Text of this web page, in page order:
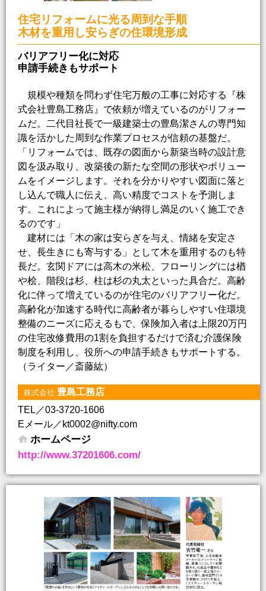
住宅リフォームに光る周到な手順
木材を重用し安らぎの住環境形成
バリアフリー化に対応
申請手続きもサポート
規模や種類を問わず住宅万般の工事に対応する『株
式会社豊島工務店』で依頼が増えているのがリフォー
ムだ。二代目社長で一級建築士の豊島潔さんの専門知
識を活かした周到な作業プロセスが信頼の基盤だ。
「リフォームでは、既存の図面から新築当時の設計意
図を汲み取り、改築後の新たな空間の形状やボリュー
ムをイメージします。それを分かりやすい図面に落と
し込んで職人に伝え、高い精度でコストを予測しま
す。これによって施主様が納得し満足のいく施工でき
るのです」
建材には「木の家は安らぎを与え、情緒を安定さ
せ、長生きにも寄与する」として木を重用するのも特
長だ。玄関ドアには高木の米松、フローリングには楢
や桧、階段は杉、柱は杉の丸太といった具合だ。高齢
化に伴って増えているのが住宅のバリアフリー化だ。
高齢化が加速する時代に高齢者が暮らしやすい住環境
整備のニーズに応えるもで、保険加入者は上限20万円
の住宅改修費用の1割を負担するだけで済む介護保険
制度を利用し、役所への申請手続きもサポートする。
（ライター／斎藤紘）
株式会社 豊島工務店
TEL／03-3720-1606
Eメール／kt0002@nifty.com
ホームページ
http://www.37201606.com/